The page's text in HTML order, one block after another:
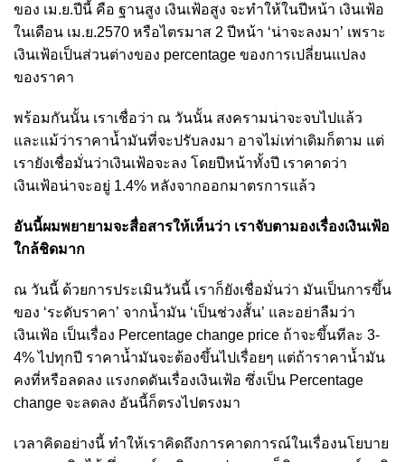
ของ เม.ย.ปีนี้ คือ ฐานสูง เงินเฟ้อสูง จะทำให้ในปีหน้า เงินเฟ้อ
ในเดือน เม.ย.2570 หรือไตรมาส 2 ปีหน้า ‘น่าจะลงมา’ เพราะ
เงินเฟ้อเป็นส่วนต่างของ percentage ของการเปลี่ยนแปลง
ของราคา
พร้อมกันนั้น เราเชื่อว่า ณ วันนั้น สงครามน่าจะจบไปแล้ว
และแม้ว่าราคาน้ำมันที่จะปรับลงมา อาจไม่เท่าเดิมก็ตาม แต่
เรายังเชื่อมั่นว่าเงินเฟ้อจะลง โดยปีหน้าทั้งปี เราคาดว่า
เงินเฟ้อน่าจะอยู่ 1.4% หลังจากออกมาตรการแล้ว
อันนี้ผมพยายามจะสื่อสารให้เห็นว่า เราจับตามองเรื่องเงินเฟ้อ
ใกล้ชิดมาก
ณ วันนี้ ด้วยการประเมินวันนี้ เราก็ยังเชื่อมั่นว่า มันเป็นการขึ้น
ของ ‘ระดับราคา’ จากน้ำมัน ‘เป็นช่วงสั้น’ และอย่าลืมว่า
เงินเฟ้อ เป็นเรื่อง Percentage change price ถ้าจะขึ้นทีละ 3-
4% ไปทุกปี ราคาน้ำมันจะต้องขึ้นไปเรื่อยๆ แต่ถ้าราคาน้ำมัน
คงที่หรือลดลง แรงกดดันเรื่องเงินเฟ้อ ซึ่งเป็น Percentage
change จะลดลง อันนี้ก็ตรงไปตรงมา
เวลาคิดอย่างนี้ ทำให้เราคิดถึงการคาดการณ์ในเรื่องนโยบาย